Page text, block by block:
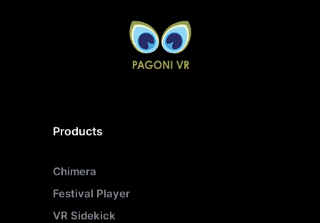
Products
Chimera
Festival Player
VR Sidekick